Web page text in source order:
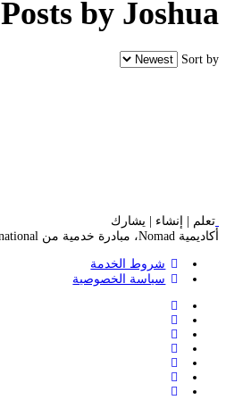
Posts by Joshua
Sort by
تعلم | إنشاء | يشارك
أكاديمية Nomad، مبادرة خدمية من Good News Productions, International مرخصة بموجب CC BY-NC-ND 4.0
شروط الخدمة
سياسة الخصوصية